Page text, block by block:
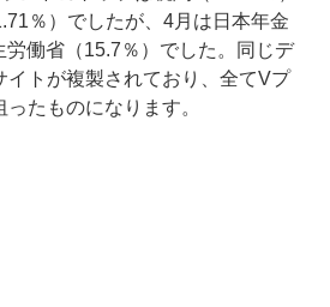
％）でしたが、4月は日本年金
働省（15.7％）でした。同じデ
イトが複製されており、全てVプ
たものになります。